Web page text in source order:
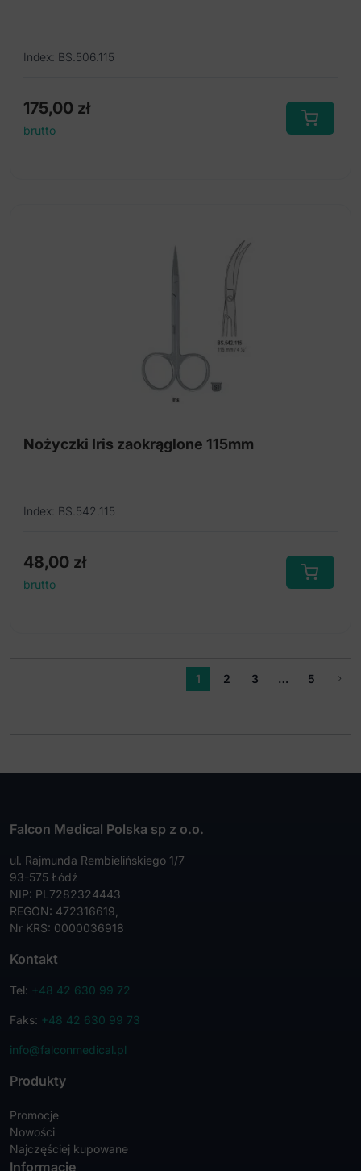
Index: BS.506.115
175,00 zł
brutto
Nożyczki Iris zaokrąglone 115mm
Index: BS.542.115
48,00 zł
brutto
1 2 3 … 5
Falcon Medical Polska sp z o.o.
ul. Rajmunda Rembielińskiego 1/7
93-575 Łódź
NIP: PL7282324443
REGON: 472316619,
Nr KRS: 0000036918
Kontakt
Tel: +48 42 630 99 72
Faks: +48 42 630 99 73
info@falconmedical.pl
Produkty
Promocje
Nowości
Najczęściej kupowane
Informacje